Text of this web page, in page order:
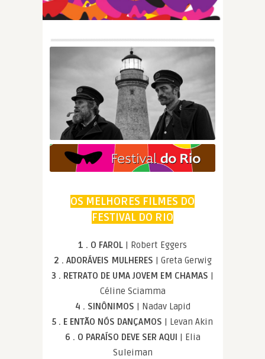
OS MELHORES FILMES DO
FESTIVAL DO RIO
1 . O FAROL | Robert Eggers
2 . ADORÁVEIS MULHERES | Greta Gerwig
3 . RETRATO DE UMA JOVEM EM CHAMAS |
Céline Sciamma
4 . SINÔNIMOS | Nadav Lapid
5 . E ENTÃO NÓS DANÇAMOS | Levan Akin
6 . O PARAÍSO DEVE SER AQUI | Elia
Suleiman